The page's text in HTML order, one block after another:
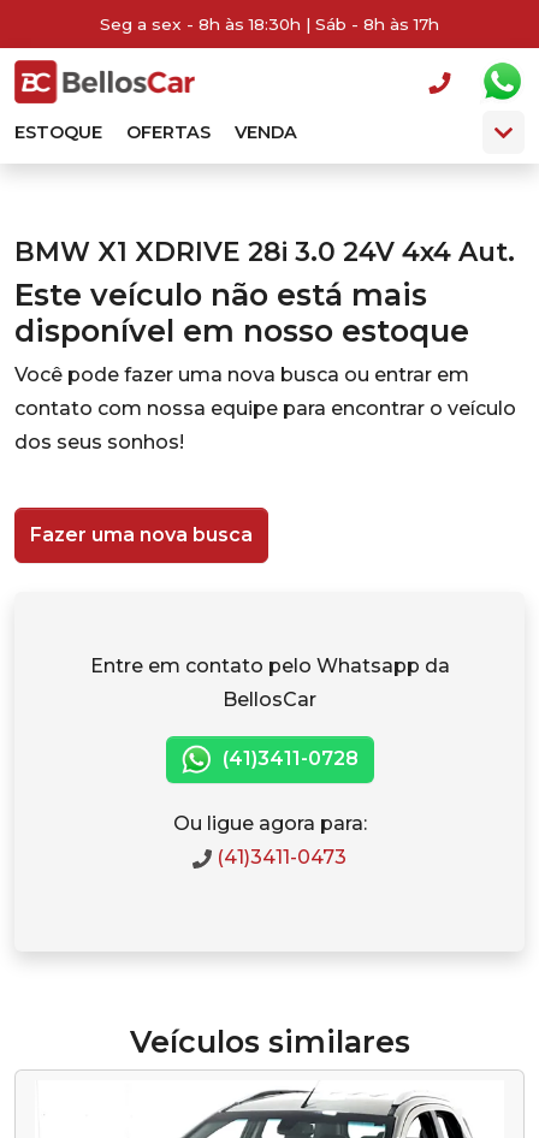
Seg a sex - 8h às 18:30h | Sáb - 8h às 17h
ESTOQUE OFERTAS VENDA
BMW X1 XDRIVE 28i 3.0 24V 4x4 Aut.
Este veículo não está mais
disponível em nosso estoque
Você pode fazer uma nova busca ou entrar em
contato com nossa equipe para encontrar o veículo
dos seus sonhos!
Fazer uma nova busca
Entre em contato pelo Whatsapp da
BellosCar
(41)3411-0728
Ou ligue agora para:
(41)3411-0473
Veículos similares